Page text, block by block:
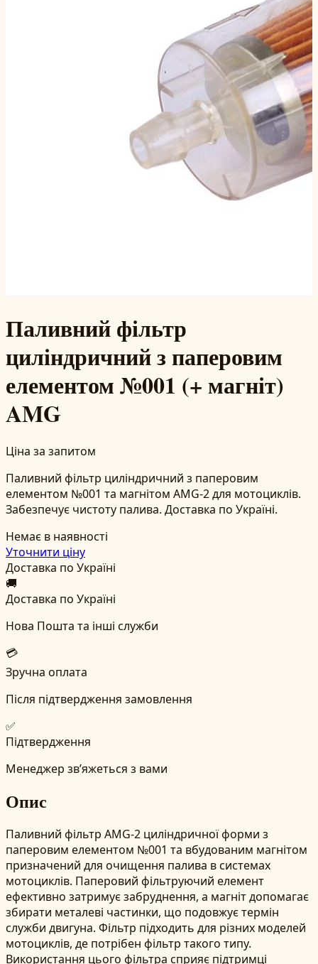
Паливний фільтр
циліндричний з паперовим
елементом №001 (+ магніт)
AMG
Ціна за запитом
Паливний фільтр циліндричний з паперовим
елементом №001 та магнітом AMG-2 для мотоциклів.
Забезпечує чистоту палива. Доставка по Україні.
Немає в наявності
Уточнити ціну
Доставка по Україні
🚚
Доставка по Україні
Нова Пошта та інші служби
💳
Зручна оплата
Після підтвердження замовлення
✅
Підтвердження
Менеджер зв’яжеться з вами
Опис
Паливний фільтр AMG-2 циліндричної форми з
паперовим елементом №001 та вбудованим магнітом
призначений для очищення палива в системах
мотоциклів. Паперовий фільтруючий елемент
ефективно затримує забруднення, а магніт допомагає
збирати металеві частинки, що подовжує термін
служби двигуна. Фільтр підходить для різних моделей
мотоциклів, де потрібен фільтр такого типу.
Використання цього фільтра сприяє підтримці